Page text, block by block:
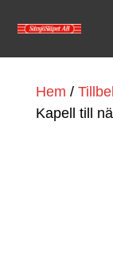
Hem /
Kapell till